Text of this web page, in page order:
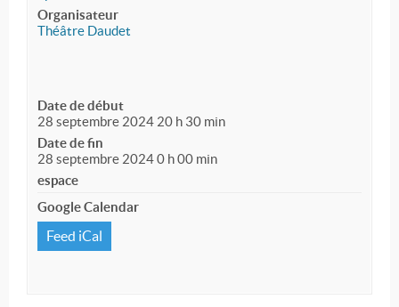
Organisateur
Théâtre Daudet
Date de début
28 septembre 2024 20 h 30 min
Date de fin
28 septembre 2024 0 h 00 min
espace
Google Calendar
Feed iCal